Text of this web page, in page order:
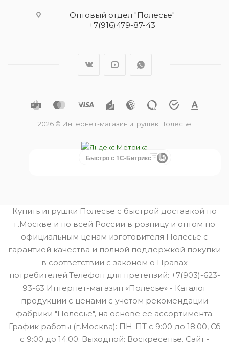
Оптовый отдел "Полесье"
+7(916)479-87-43
2026 © Интернет-магазин игрушек Полесье
Быстро с 1С-Битрикс
Купить игрушки Полесье с быстрой доставкой по
г.Москве и по всей России в розницу и оптом по
официальным ценам изготовителя Полесье с
гарантией качества и полной поддержкой покупки
в соответствии с законом о Правах
потребителей.Телефон для претензий: +7(903)-623-
93-63 Интернет-магазин «Полесье» - Каталог
продукции с ценами с учетом рекомендации
фабрики "Полесье", на основе ее ассортимента.
График работы (г.Москва): ПН-ПТ с 9:00 до 18:00, Сб
с 9:00 до 14:00. Выходной: Воскресенье. Сайт -